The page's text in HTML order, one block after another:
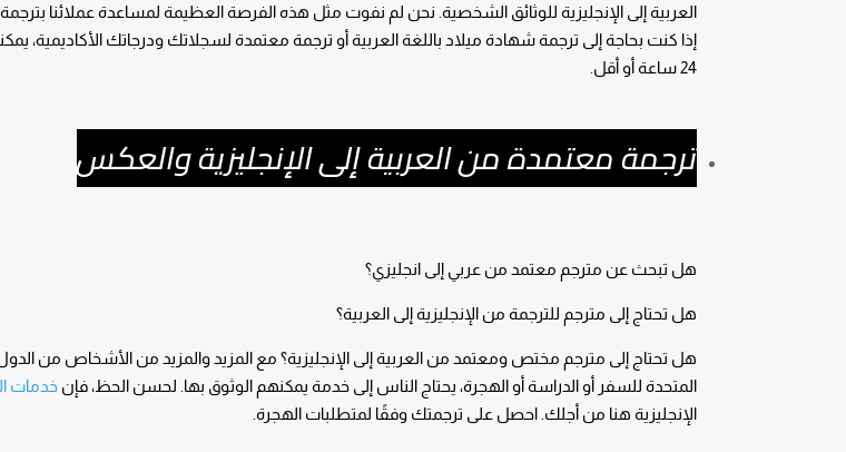
العربية إلى الإنجليزية للوثائق الشخصية. نحن لم نفوت مثل هذه الفرصة العظيمة لمساعدة عملائنا
إذا كنت بحاجة إلى ترجمة شهادة ميلاد باللغة العربية أو ترجمة معتمدة لسجلاتك ودرجاتك
24 ساعة أو أقل.
ترجمة معتمدة من العربية إلى الإنجليزية والعكس
هل تبحث عن مترجم معتمد من عربي إلى انجليزي؟
هل تحتاج إلى مترجم للترجمة من الإنجليزية إلى العربية؟
هل تحتاج إلى مترجم مختص ومعتمد من العربية إلى الإنجليزية؟ مع المزيد والمزيد من الأشخاص من الدول
المتحدة للسفر أو الدراسة أو الهجرة، يحتاج الناس إلى خدمة يمكنهم الوثوق بها. لحسن الحظ، فإنخدمات
الإنجليزية هنا من أجلك. احصل على ترجمتك وفقًا لمتطلبات الهجرة.